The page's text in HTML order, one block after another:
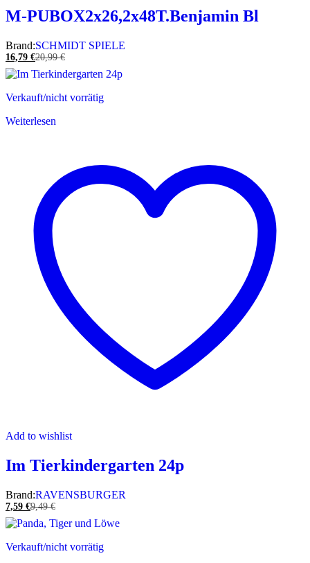
M-PUBOX2x26,2x48T.Benjamin Bl
Brand:SCHMIDT SPIELE
16,79 €20,99€
Verkauft/nicht vorrätig
Weiterlesen
Add to wishlist
Im Tierkindergarten 24p
Brand:RAVENSBURGER
7,59 €9,49€
Verkauft/nicht vorrätig